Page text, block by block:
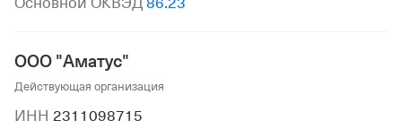
ООО "Аматус"
Действующая организация
ИНН 2311098715